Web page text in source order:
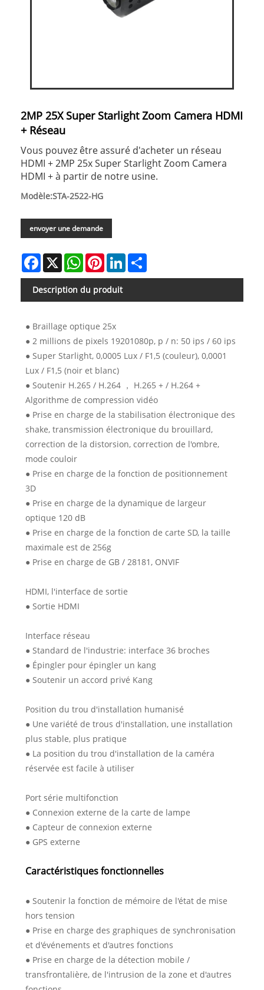
2MP 25X Super Starlight Zoom Camera HDMI
+ Réseau
Vous pouvez être assuré d'acheter un réseau
HDMI + 2MP 25x Super Starlight Zoom Camera
HDMI + à partir de notre usine.
Modèle:STA-2522-HG
envoyer une demande
Facebook
X WhatsAppPinterestLinkedIn
Description du produit
● Braillage optique 25x
● 2 millions de pixels 19201080p, p / n: 50 ips / 60 ips
● Super Starlight, 0,0005 Lux / F1,5 (couleur), 0,0001
Lux / F1,5 (noir et blanc)
● Soutenir H.265 / H.264 ， H.265 + / H.264 +
Algorithme de compression vidéo
● Prise en charge de la stabilisation électronique des
shake, transmission électronique du brouillard,
correction de la distorsion, correction de l'ombre,
mode couloir
● Prise en charge de la fonction de positionnement
3D
● Prise en charge de la dynamique de largeur
optique 120 dB
● Prise en charge de la fonction de carte SD, la taille
maximale est de 256g
● Prise en charge de GB / 28181, ONVIF
HDMI, l'interface de sortie
● Sortie HDMI
Interface réseau
● Standard de l'industrie: interface 36 broches
● Épingler pour épingler un kang
● Soutenir un accord privé Kang
Position du trou d'installation humanisé
● Une variété de trous d'installation, une installation
plus stable, plus pratique
● La position du trou d'installation de la caméra
réservée est facile à utiliser
Port série multifonction
● Connexion externe de la carte de lampe
● Capteur de connexion externe
● GPS externe
Caractéristiques fonctionnelles
● Soutenir la fonction de mémoire de l'état de mise
hors tension
● Prise en charge des graphiques de synchronisation
et d'événements et d'autres fonctions
● Prise en charge de la détection mobile /
transfrontalière, de l'intrusion de la zone et d'autres